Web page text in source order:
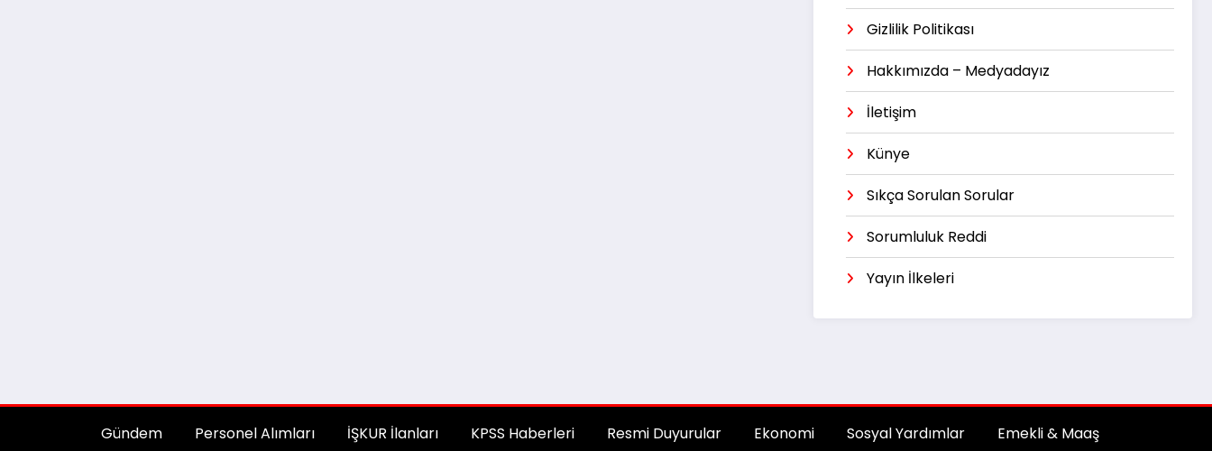
Gizlilik Politikası
Hakkımızda – Medyadayız
İletişim
Künye
Sıkça Sorulan Sorular
Sorumluluk Reddi
Yayın İlkeleri
Gündem Personel Alımları İŞKUR İlanları KPSS Haberleri Resmi Duyurular Ekonomi Sosyal Yardımlar Emekli & Maaş